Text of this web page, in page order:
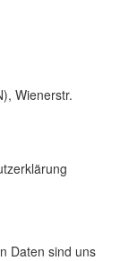
Wienerstr.
Daten sind uns